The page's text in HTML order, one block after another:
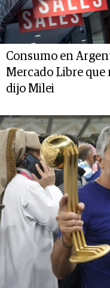
Consumo en
Mercado Libre que
dijo Milei